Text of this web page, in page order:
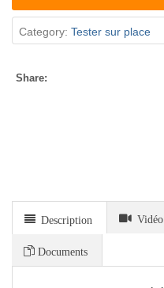
Category: Tester sur place
Share:
Description Vidéo
Documents